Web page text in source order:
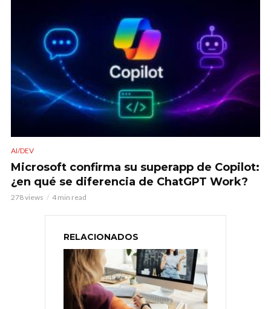
AI/DEV
Microsoft confirma su superapp de Copilot:
¿en qué se diferencia de ChatGPT Work?
278 views 4 min read
RELACIONADOS